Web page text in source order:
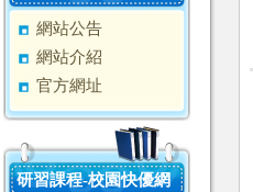
網站公告
網站介紹
官方網址
研習課程-校園快優網